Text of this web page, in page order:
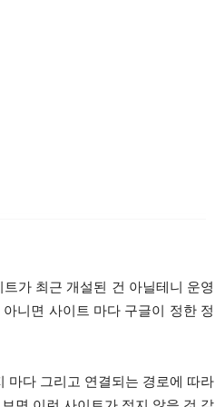
가 최근 개설된 건 아닐테니 운영
니면 사이트 마다 구글이 정한 정
마다 그리고 연결되는 경로에 따라